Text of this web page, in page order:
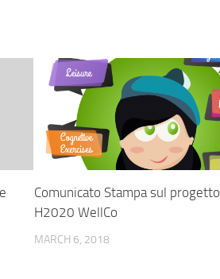
Comunicato Stampa sul progetto
H2020 WellCo
MARCH 6, 2018